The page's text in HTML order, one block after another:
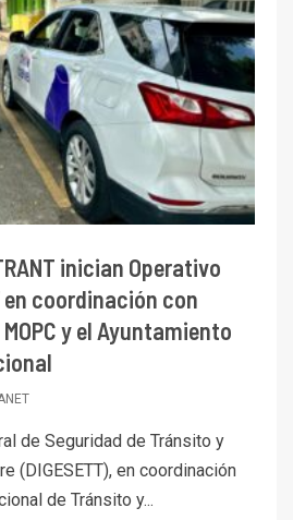
inician Operativo
en coordinación con
y el Ayuntamiento
de Seguridad de Tránsito y
(DIGESETT), en coordinación
de Tránsito y...